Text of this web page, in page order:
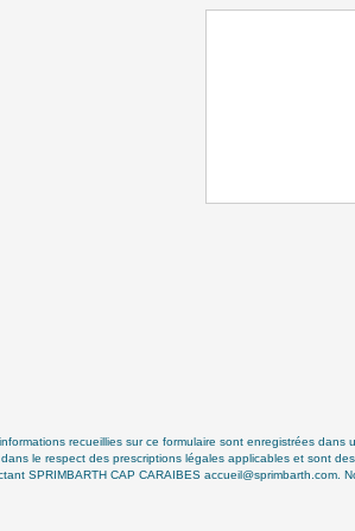
recueillies sur ce formulaire sont enregistrées
le respect des prescriptions légales applicables et sont
SPRIMBARTH CAP CARAIBES